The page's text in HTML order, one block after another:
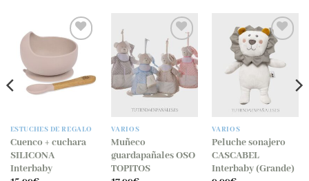
ESTUCHES DE REGALO
Cuenco + cuchara
SILICONA
Interbaby
VARIOS
Muñeco
guardapañales OSO
TOPITOS
VARIOS
Peluche sonajero
CASCABEL
Interbaby (Grande)